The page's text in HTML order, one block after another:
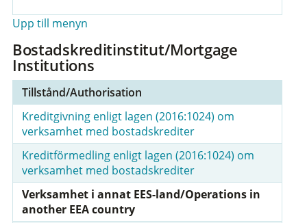
Upp till menyn
Bostadskreditinstitut/Mortgage
Institutions
Tillstånd/Authorisation
Kreditgivning enligt lagen (2016:1024) om
verksamhet med bostadskrediter
Kreditförmedling enligt lagen (2016:1024) om
verksamhet med bostadskrediter
Verksamhet i annat EES-land/Operations in
another EEA country